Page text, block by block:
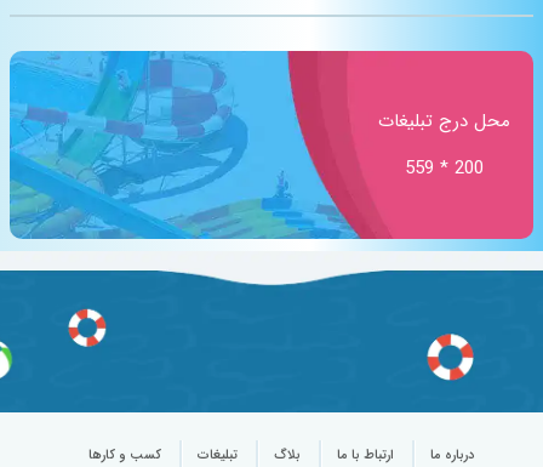
محل درج تبلیغات
200 * 559
درباره ما ارتباط با ما بلاگ تبلیغات کسب و کارها